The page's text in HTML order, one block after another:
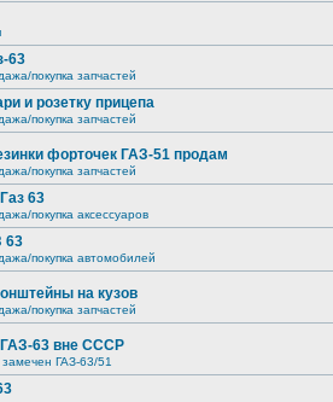
63
покупка запчастей
и розетку прицепа
покупка запчастей
форточек ГАЗ-51 продам
покупка запчастей
63
покупка аксессуаров
63
покупка автомобилей
на кузов
покупка запчастей
ГАЗ-63 вне СССР
ГАЗ-63/51